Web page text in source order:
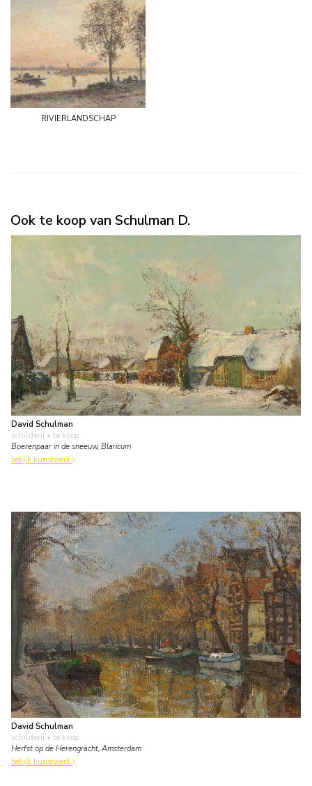
rivierlandschap
Ook te koop van Schulman D.
David Schulman
schilderij • te koop
Boerenpaar in de sneeuw, Blaricum
bekijk kunstwerk
David Schulman
schilderij • te koop
Herfst op de Herengracht, Amsterdam
bekijk kunstwerk